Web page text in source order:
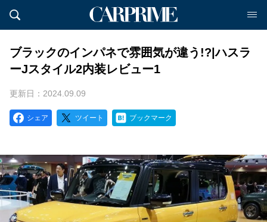
ブラックのインパネで雰囲気が違う!?|ハスラ
ーJスタイル2内装レビュー1
更新日：2024.09.09
シェア ツイート ブックマーク